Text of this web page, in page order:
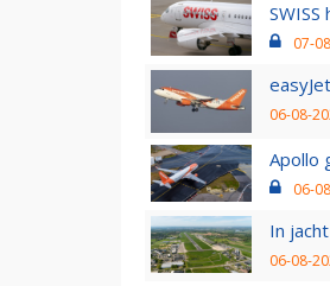
07-
06-08-
Apollo
06-
In
06-08-